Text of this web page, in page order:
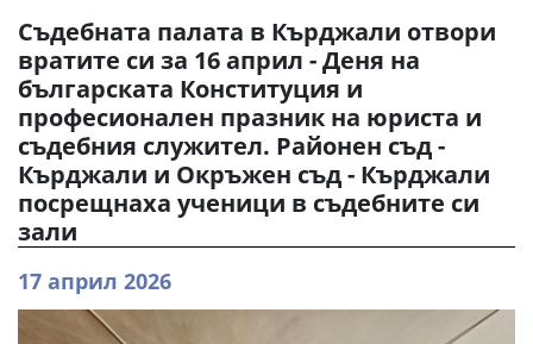
Съдебната палата в Кърджали отвори
вратите си за 16 април - Деня на
българската Конституция и
професионален празник на юриста и
съдебния служител. Районен съд -
Кърджали и Окръжен съд - Кърджали
посрещнаха ученици в съдебните си
зали
17 април 2026